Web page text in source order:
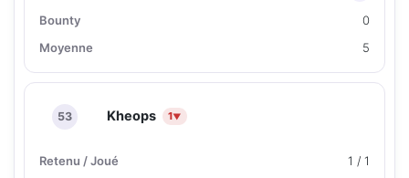
0
5
53 Kheops 1▼
1 / 1